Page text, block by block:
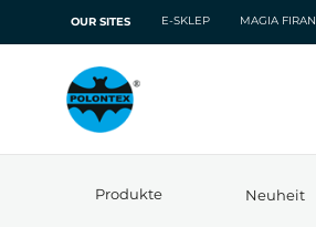
OUR SITES E-SKLEP MAGIA FIRAN
Produkte Neuheit